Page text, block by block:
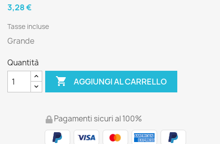
3,28 €
Tasse incluse
Grande
Quantità
 AGGIUNGI AL CARRELLO
Pagamenti sicuri al 100%